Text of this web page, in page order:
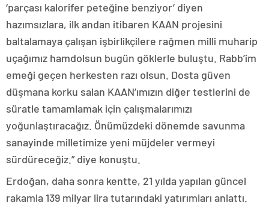
‘parçası kalorifer peteğine benziyor’ diyen
hazımsızlara, ilk andan itibaren KAAN projesini
baltalamaya çalışan işbirlikçilere rağmen milli muharip
uçağımız hamdolsun bugün göklerle buluştu. Rabb’im
emeği geçen herkesten razı olsun. Dosta güven
düşmana korku salan KAAN’ımızın diğer testlerini de
süratle tamamlamak için çalışmalarımızı
yoğunlaştıracağız. Önümüzdeki dönemde savunma
sanayinde milletimize yeni müjdeler vermeyi
sürdüreceğiz.” diye konuştu.
Erdoğan, daha sonra kentte, 21 yılda yapılan güncel
rakamla 139 milyar lira tutarındaki yatırımları anlattı.